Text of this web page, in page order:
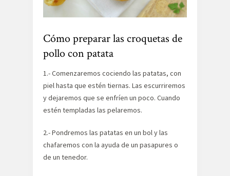
Cómo preparar las croquetas de
pollo con patata
1.- Comenzaremos cociendo las patatas, con
piel hasta que estén tiernas. Las escurriremos
y dejaremos que se enfríen un poco. Cuando
estén templadas las pelaremos.
2.- Pondremos las patatas en un bol y las
chafaremos con la ayuda de un pasapures o
de un tenedor.